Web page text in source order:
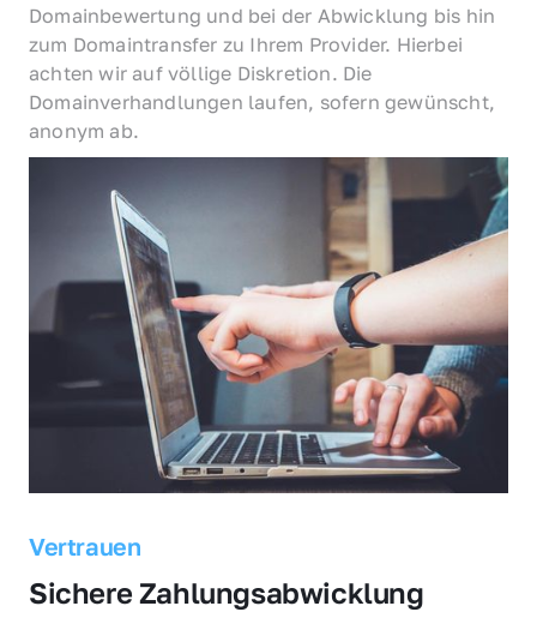
Domainbewertung und bei der Abwicklung bis hin
zum Domaintransfer zu Ihrem Provider. Hierbei
achten wir auf völlige Diskretion. Die
Domainverhandlungen laufen, sofern gewünscht,
anonym ab.
Vertrauen
Sichere Zahlungsabwicklung